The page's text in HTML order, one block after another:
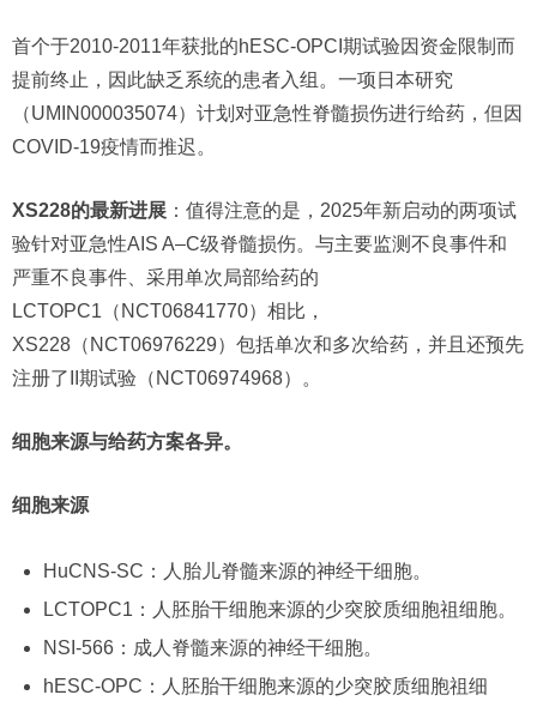
首个于2010-2011年获批的hESC-OPCI期试验因资金限制而
提前终止，因此缺乏系统的患者入组。一项日本研究
（UMIN000035074）计划对亚急性脊髓损伤进行给药，但因
COVID-19疫情而推迟。
XS228的最新进展 ：值得注意的是，2025年新启动的两项试
验针对亚急性AIS A–C级脊髓损伤。与主要监测不良事件和
严重不良事件、采用单次局部给药的
LCTOPC1（NCT06841770）相比，
XS228（NCT06976229）包括单次和多次给药，并且还预先
注册了II期试验（NCT06974968）。
细胞来源与给药方案各异。
细胞来源
HuCNS-SC：人胎儿脊髓来源的神经干细胞。
LCTOPC1：人胚胎干细胞来源的少突胶质细胞祖细胞。
NSI-566：成人脊髓来源的神经干细胞。
hESC-OPC：人胚胎干细胞来源的少突胶质细胞祖细